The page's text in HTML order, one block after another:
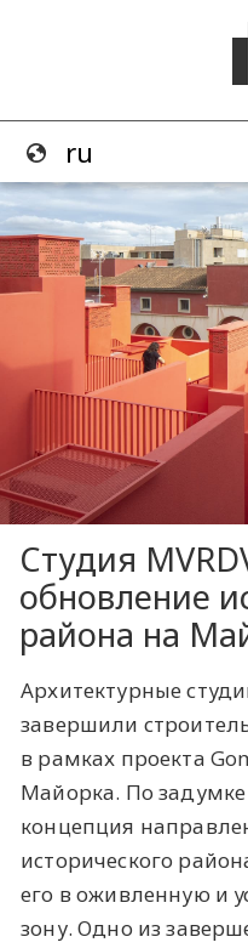
Студия
обновление
района на
Архитектурные
завершили
в рамках проекта
Майорка. По
концепция
исторического
его в оживленную и
зону. Одно из